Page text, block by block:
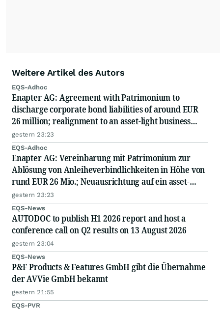
Weitere Artikel des Autors
EQS-Adhoc
Enapter AG: Agreement with Patrimonium to
discharge corporate bond liabilities of around EUR
26 million; realignment to an asset-light business
model; capital measure planned
gestern 23:23
EQS-Adhoc
Enapter AG: Vereinbarung mit Patrimonium zur
Ablösung von Anleiheverbindlichkeiten in Höhe von
rund EUR 26 Mio.; Neuausrichtung auf ein asset-
light-Geschäftsmodell; geplante Kapitalmaßnahme
gestern 23:23
EQS-News
AUTODOC to publish H1 2026 report and host a
conference call on Q2 results on 13 August 2026
gestern 23:04
EQS-News
P&F Products & Features GmbH gibt die Übernahme
der AVVie GmbH bekannt
gestern 21:55
EQS-PVR